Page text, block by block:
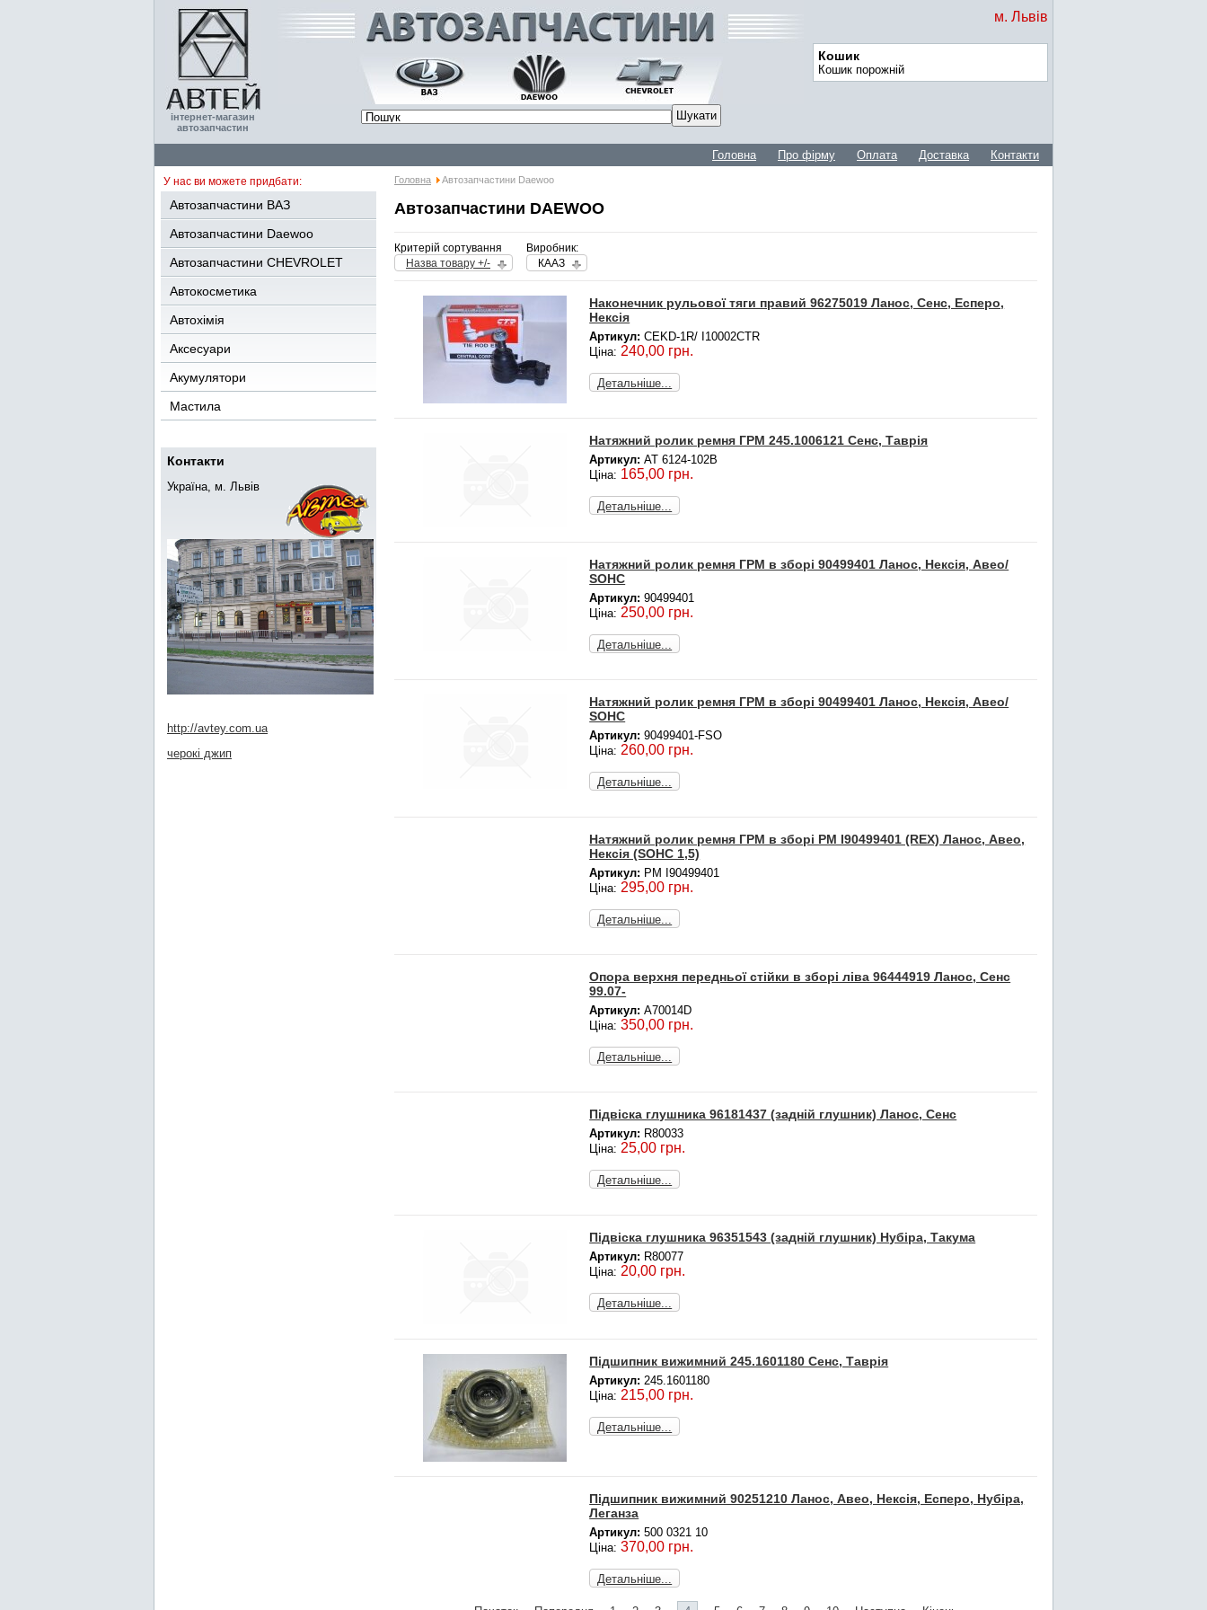
інтернет-магазин
автозапчастин
м. Львів
Кошик
Кошик порожній
Головна Про фірму Оплата Доставка Контакти
У нас ви можете придбати:
Автозапчастини ВАЗ
Автозапчастини Daewoo
Автозапчастини CHEVROLET
Автокосметика
Автохімія
Аксесуари
Акумулятори
Мастила
Контакти
Україна, м. Львів
http://avtey.com.ua
черокі джип
Головна Автозапчастини Daewoo
Автозапчастини DAEWOO
Критерій сортування
Назва товару +/-
Виробник:
КААЗ
Наконечник рульової тяги правий 96275019 Ланос, Сенс, Есперо,
Нексія
Артикул: CEKD-1R/ I10002CTR
Ціна:240,00 грн.
Детальніше...
Натяжний ролик ремня ГРМ 245.1006121 Сенс, Таврія
Артикул: AT 6124-102B
Ціна: 165,00 грн.
Детальніше...
Натяжний ролик ремня ГРМ в зборі 90499401 Ланос, Нексія, Авео/
SOHC
Артикул: 90499401
Ціна:250,00 грн.
Детальніше...
Натяжний ролик ремня ГРМ в зборі 90499401 Ланос, Нексія, Авео/
SOHC
Артикул: 90499401-FSO
Ціна:260,00 грн.
Детальніше...
Натяжний ролик ремня ГРМ в зборі PM I90499401 (REX) Ланос, Авео,
Нексія (SOHC 1,5)
Артикул: PM I90499401
Ціна:295,00 грн.
Детальніше...
Опора верхня передньої стійки в зборі ліва 96444919 Ланос, Сенс
99.07-
Артикул: A70014D
Ціна:350,00 грн.
Детальніше...
Підвіска глушника 96181437 (задній глушник) Ланос, Сенс
Артикул: R80033
Ціна:25,00 грн.
Детальніше...
Підвіска глушника 96351543 (задній глушник) Нубіра, Такума
Артикул: R80077
Ціна:20,00 грн.
Детальніше...
Підшипник вижимний 245.1601180 Сенс, Таврія
Артикул: 245.1601180
Ціна:215,00 грн.
Детальніше...
Підшипник вижимний 90251210 Ланос, Авео, Нексія, Есперо, Нубіра,
Леганза
Артикул: 500 0321 10
Ціна:370,00 грн.
Детальніше...